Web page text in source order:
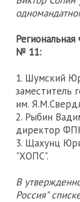
№ 11:
1. Шумский
заместитель
им.
2. Рыбин
директор
3. Щахунц
"ХОПС".
В
Россия"